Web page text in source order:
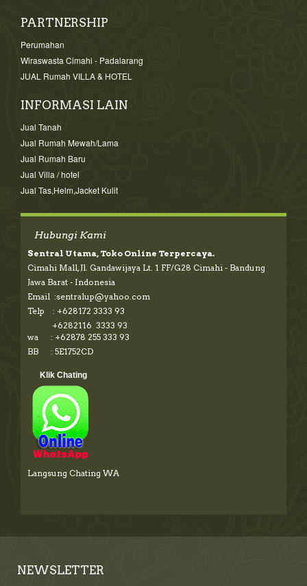
PARTNERSHIP
Perumahan
Wiraswasta Cimahi - Padalarang
JUAL Rumah VILLA & HOTEL
INFORMASI LAIN
Jual Tanah
Jual Rumah Mewah/Lama
Jual Rumah Baru
Jual Villa / hotel
Jual Tas,Helm,Jacket Kulit
Hubungi Kami
Sentral Utama, Toko Online Terpercaya.
Cimahi Mall, Jl. Gandawijaya Lt. 1 FF/G28 Cimahi - Bandung
Jawa Barat - Indonesia
Email :sentralup@yahoo.com
Telp : +628172 3333 93
+6282116 3333 93
wa : +62878 255 333 93
BB : 5E1752CD
Klik Chating
Langsung Chating WA
NEWSLETTER